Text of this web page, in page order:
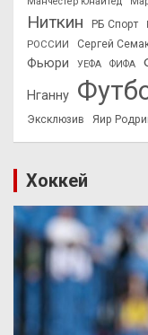
Ниткин
РБ Спорт
РОССИИ
Сергей
Фьюри
УЕФА ФИФА
Нганну
Эксклюзив Яир
Хоккей